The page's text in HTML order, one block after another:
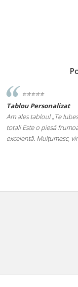
⭐️⭐️⭐️⭐️⭐️
Tablou Personalizat
Am ales tabloul „Te
total! Este o piesă
excelentă. Mulțumesc,